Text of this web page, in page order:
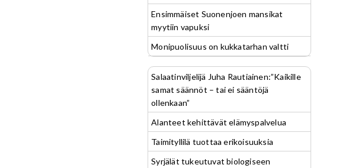
Ensimmäiset Suonenjoen mansikat
myytiin vapuksi
Monipuolisuus on kukkatarhan valtti
Salaatinviljelijä Juha Rautiainen:”Kaikille
samat säännöt – tai ei sääntöjä
ollenkaan”
Alanteet kehittävät elämyspalvelua
Taimityllilä tuottaa erikoisuuksia
Syrjälät tukeutuvat biologiseen